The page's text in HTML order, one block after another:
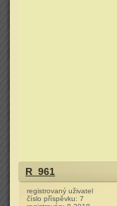
R_961
registrovaný uživatel
číslo příspěvku: 7